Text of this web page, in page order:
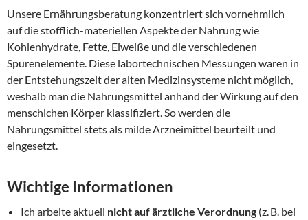
Unsere Ernährungsberatung konzentriert sich vornehmlich
auf die stofflich-materiellen Aspekte der Nahrung wie
Kohlenhydrate, Fette, Eiweiße und die verschiedenen
Spurenelemente. Diese labortechnischen Messungen waren in
der Entstehungszeit der alten Medizinsysteme nicht möglich,
weshalb man die Nahrungsmittel anhand der Wirkung auf den
menschlchen Körper klassifiziert. So werden die
Nahrungsmittel stets als milde Arzneimittel beurteilt und
eingesetzt.
Wichtige Informationen
Ich arbeite aktuell nicht auf ärztliche Verordnung (z. B. bei